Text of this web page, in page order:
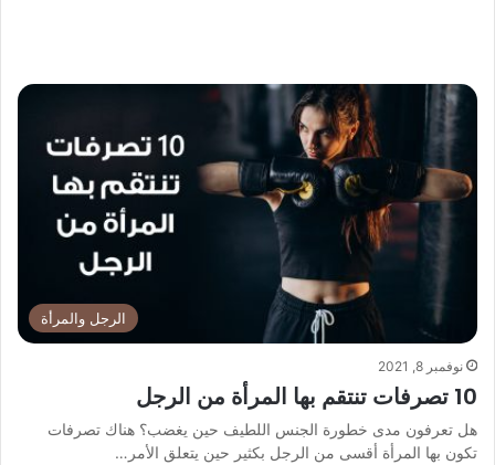
الرجل والمرأة
نوفمبر 8, 2021
10 تصرفات تنتقم بها المرأة من الرجل
هل تعرفون مدى خطورة الجنس اللطيف حين يغضب؟ هناك تصرفات
تكون بها المرأة أقسى من الرجل بكثير حين يتعلق الأمر…